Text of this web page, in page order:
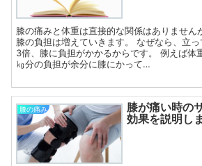
膝の痛みと体重は直接的な関係はありません
膝の負担は増えていきます。 なぜなら、立
3倍、膝に負担がかかるからです。 例えば体
㎏分の負担が余分に膝にかって…
膝の痛み
膝が痛い時の
効果を説明し